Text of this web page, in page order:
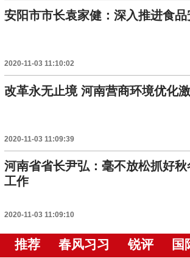
安阳市市长袁家健：深入推进食
2020-11-03 11:10:02
改革永无止境 河南营商环境优化
2020-11-03 11:09:39
河南省省长尹弘：毫不放松抓好
工作
2020-11-03 11:09:10
推荐 春风习习 锐评 国